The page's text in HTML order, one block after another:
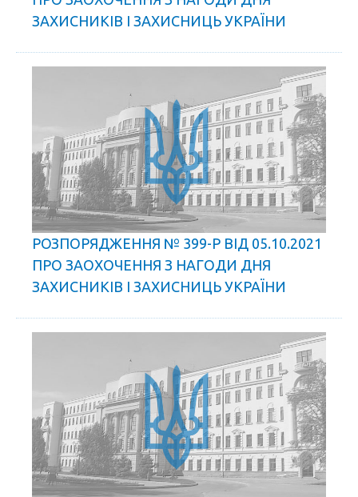
ЗАХИСНИКІВ І ЗАХИСНИЦЬ УКРАЇНИ
РОЗПОРЯДЖЕННЯ № 399-Р ВІД 05.10.2021
ПРО ЗАОХОЧЕННЯ З НАГОДИ ДНЯ
ЗАХИСНИКІВ І ЗАХИСНИЦЬ УКРАЇНИ